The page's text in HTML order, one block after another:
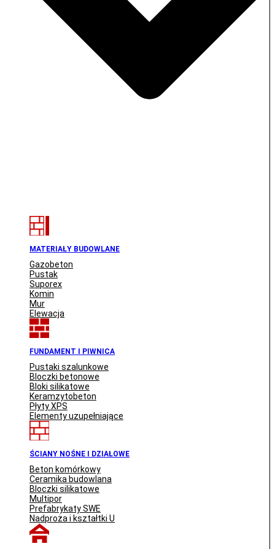
MATERIAŁY BUDOWLANE
Gazobeton
Pustak
Suporex
Komin
Mur
Elewacja
FUNDAMENT I PIWNICA
Pustaki szalunkowe
Bloczki betonowe
Bloki silikatowe
Keramzytobeton
Płyty XPS
Elementy uzupełniające
ŚCIANY NOŚNE I DZIAŁOWE
Beton komórkowy
Ceramika budowlana
Bloczki silikatowe
Multipor
Prefabrykaty SWE
Nadproża i kształtki U